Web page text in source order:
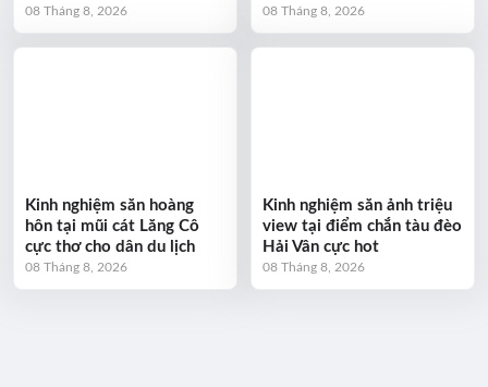
08 Tháng 8, 2026 08 Tháng 8, 2026
Kinh nghiệm săn hoàng
hôn tại mũi cát Lăng Cô
cực thơ cho dân du lịch
08 Tháng 8, 2026
Kinh nghiệm săn ảnh triệu
view tại điểm chắn tàu đèo
Hải Vân cực hot
08 Tháng 8, 2026